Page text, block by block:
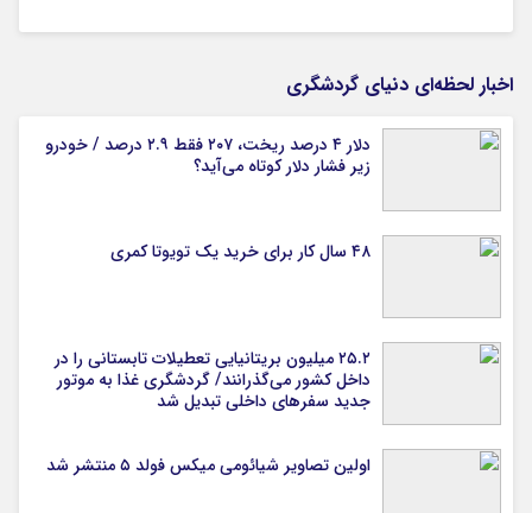
اخبار لحظه‌ای دنیای گردشگری
دلار ۴ درصد ریخت، ۲۰۷ فقط ۲.۹ درصد / خودرو
زیر فشار دلار کوتاه می‌آید؟
۴۸ سال کار برای خرید یک تویوتا کمری
۲۵.۲ میلیون بریتانیایی تعطیلات تابستانی را در
داخل کشور می‌گذرانند/ گردشگری غذا به موتور
جدید سفرهای داخلی تبدیل شد
اولین تصاویر شیائومی میکس فولد ۵ منتشر شد